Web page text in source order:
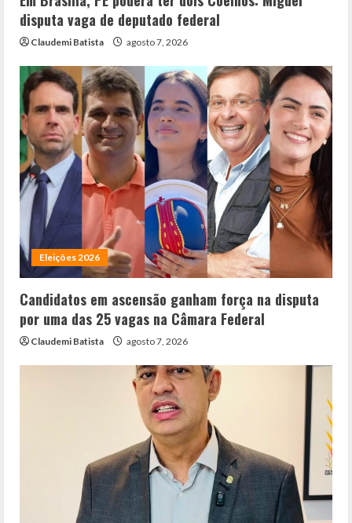
disputa vaga de deputado federal
Claudemi Batista agosto 7, 2026
Eleições 2026
Candidatos em ascensão ganham força na disputa
por uma das 25 vagas na Câmara Federal
Claudemi Batista agosto 7, 2026